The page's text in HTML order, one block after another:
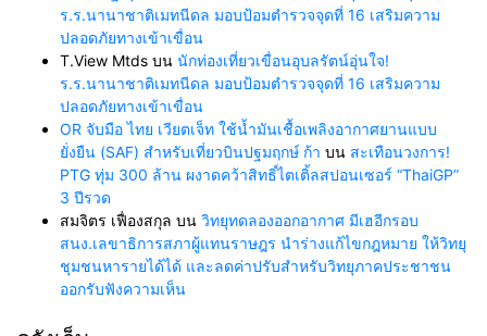
ร.ร.นานาชาติเมทนีดล มอบป้อมตำรวจจุดที่ 16 เสริมความ
ปลอดภัยทางเข้าเขื่อน
T.View Mtds บน นักท่องเที่ยวเขื่อนอุบลรัตน์อุ่นใจ!
ร.ร.นานาชาติเมทนีดล มอบป้อมตำรวจจุดที่ 16 เสริมความ
ปลอดภัยทางเข้าเขื่อน
OR จับมือ ไทย เวียตเจ็ท ใช้น้ำมันเชื้อเพลิงอากาศยานแบบ
ยั่งยืน (SAF) สำหรับเที่ยวบินปฐมฤกษ์ ก้า บน สะเทือนวงการ!
PTG ทุ่ม 300 ล้าน ผงาดคว้าสิทธิ์ไตเติ้ลสปอนเซอร์ “ThaiGP”
3 ปีรวด
สมจิตร เฟื่องสกุล บน วิทยุทดลองออกอากาศ มีเฮอีกรอบ
สนง.เลขาธิการสภาผู้แทนราษฎร นำร่างแก้ไขกฎหมาย ให้วิทยุ
ชุมชนหารายได้ได้ และลดค่าปรับสำหรับวิทยุภาคประชาชน
ออกรับฟังความเห็น